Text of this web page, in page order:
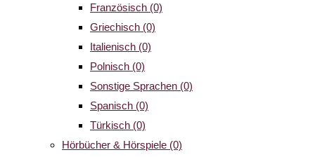
Französisch (0)
Griechisch (0)
Italienisch (0)
Polnisch (0)
Sonstige Sprachen (0)
Spanisch (0)
Türkisch (0)
Hörbücher & Hörspiele (0)